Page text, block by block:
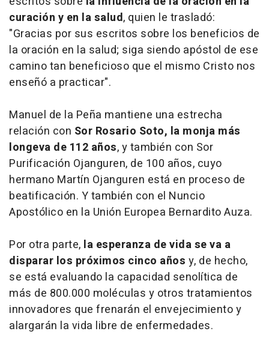
curación y en la salud, quien le trasladó:
"Gracias por sus escritos sobre los beneficios de
la oración en la salud; siga siendo apóstol de ese
camino tan beneficioso que el mismo Cristo nos
enseñó a practicar".
Manuel de la Peña mantiene una estrecha
relación con Sor Rosario Soto, la monja más
longeva de 112 años, y también con Sor
Purificación Ojanguren, de 100 años, cuyo
hermano Martín Ojanguren está en proceso de
beatificación. Y también con el Nuncio
Apostólico en la Unión Europea Bernardito Auza.
Por otra parte, la esperanza de vida se va a
disparar los próximos cinco años y, de hecho,
se está evaluando la capacidad senolítica de
más de 800.000 moléculas y otros tratamientos
innovadores que frenarán el envejecimiento y
alargarán la vida libre de enfermedades.